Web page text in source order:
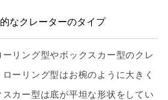
なクレーターのタイプ
リング型やボックスカー型のクレ
ーリング型はお椀のように大きく
スカー型は底が平坦な形状をしてい